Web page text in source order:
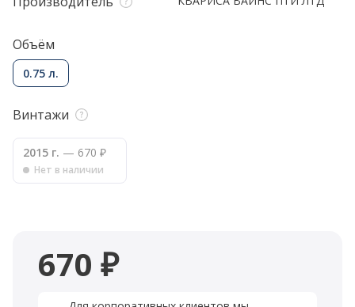
Объём
0.75 л.
Винтажи
2015 г. — 670 ₽
Нет в наличии
670 ₽